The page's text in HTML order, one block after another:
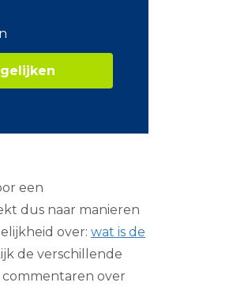
een
dus naar manieren
over: wat is de
de verschillende
over